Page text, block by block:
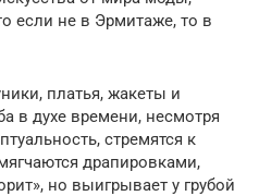
если не в Эрмитаже, то в
платья, жакеты и
в духе времени, несмотря
стремятся к
драпировками,
но выигрывает у грубой